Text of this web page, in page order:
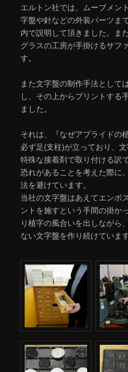
エルトン社では、ムーブメン
字盤や針などの外装パーツま
内で説明して頂きました。ま
グラスの工房が手掛けるサフ
す。
また文字盤の制作手法として
し、その上からプリントする
ました。
それは、『なぜアプライドの
必ず足(支柱)が立っており、
特殊な接着剤で取り付ける訳
恐れがあることを考えた際に
法を避けています。
当社の文字盤はあえてエンボ
ントを施すという手間の掛か
り植字の風合いを出しながら
ない文字盤を作り続けていま